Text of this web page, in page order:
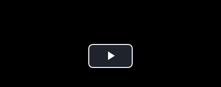
Play